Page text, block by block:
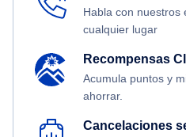
Habla con nuestros
cualquier lugar
Recompensas
Acumula puntos y
ahorrar.
Cancelaciones